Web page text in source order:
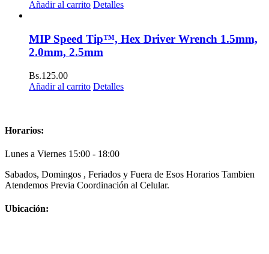
Añadir al carrito Detalles
MIP Speed Tip™, Hex Driver Wrench 1.5mm,
2.0mm, 2.5mm
Bs.125.00
Añadir al carrito Detalles
Horarios:
Lunes a Viernes 15:00 - 18:00
Sabados, Domingos , Feriados y Fuera de Esos Horarios Tambien
Atendemos Previa Coordinación al Celular.
Ubicación: